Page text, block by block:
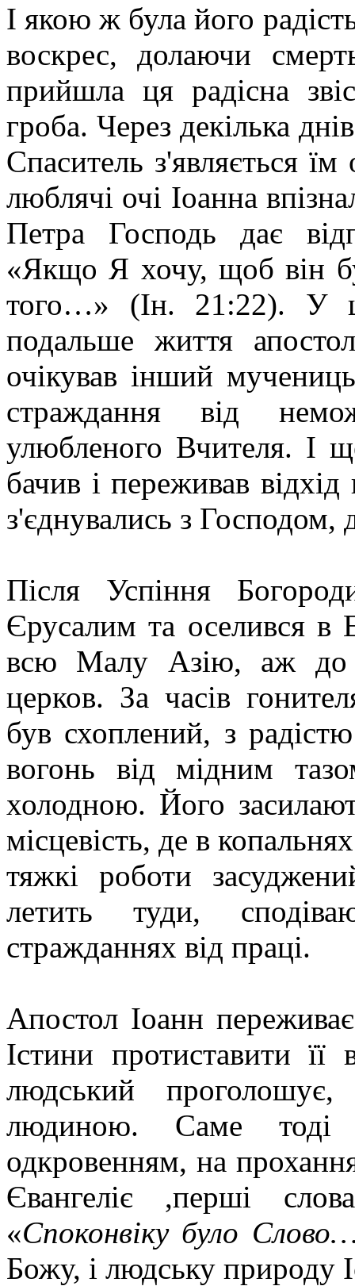
І якою ж була його
воскрес, долаючи
прийшла ця радісна
гроба. Через декілька
Спаситель з'являється
люблячі очі Іоанна
Петра Господь дає
«Якщо Я хочу, щоб він
того…» (Ін. 21:22). У
подальше життя
очікував інший
страждання від
улюбленого Вчителя. І
бачив і переживав
з'єднувались з Господом,
Після Успіння
Єрусалим та оселився в
всю Малу Азію, аж до
церков. За часів
був схоплений, з
вогонь від мідним
холодною. Його
місцевість, де в
тяжкі роботи
летить туди,
стражданнях від праці.
Апостол Іоанн
Істини протиставити
людський
людиною. Саме тоді
одкровенням, на
Євангеліє ,перші
«Споконвіку було
Божу, і людську природу